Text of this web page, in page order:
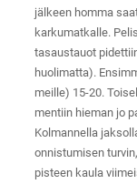
jälkeen homma
karkumatkalle.
tasaustauot
huolimatta).
meille) 15-20.
mentiin hieman jo
Kolmannella
onnistumisen
pisteen kaula